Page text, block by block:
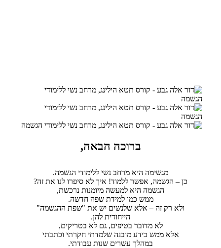
ברוכה הבאה,
מגשימה היא מרחב נשי ללימודי הגשמה.
כן – הגשמה, אפשר ללמוד! איך לא סיפרו לנו את זה?
הגשמה היא למעשה מיומנות נרכשת,
ממש כמו למידת שפה חדשה.
ולא רק זה – אלא שלנשים יש את "שפת ההגשמה"
הייחודית להן.
לא מדובר בטיפים, גם לא בטריקים,
אלא ממש בידע מובנה שלמדתי חקרתי וכתבתי
במהלך עשרים שנות עבודתי.